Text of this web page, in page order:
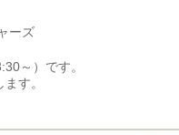
ーズ
～）です。
す。